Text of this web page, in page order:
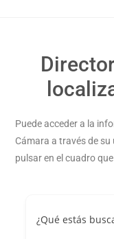
Puede acceder a la
Cámara a través de
pulsar en el cuadro
¿Qué estás